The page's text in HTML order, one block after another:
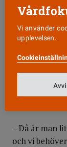
utan på
flyttats till
inte hängt
försämrats.
år, vilket till
– Då är man
och vi
Vi använder
upplevelsen.